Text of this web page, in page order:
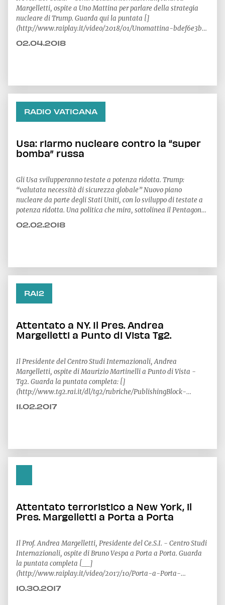
Margelletti, ospite a Uno Mattina per parlare della strategia
nucleare di Trump. Guarda qui la puntata []
(http://www.raiplay.it/video/2018/01/Unomattina-bdef6e3b-
02.04.2018
RADIO VATICANA
Usa: riarmo nucleare contro la “super
bomba” russa
Gli Usa svilupperanno testate a potenza ridotta. Trump:
“valutata necessità di sicurezza globale” Nuovo piano
nucleare da parte degli Stati Uniti, con lo sviluppo di testate a
potenza ridotta. Una politica che mira, sottolinea il Pentagono,
lista delle priorità sui Paesi rivali nella Strategia Nazionale
02.02.2018
RAI2
Attentato a NY. Il Pres. Andrea
Margelletti a Punto di Vista Tg2.
Il Presidente del Centro Studi Internazionali, Andrea
Margelletti, ospite di Maurizio Martinelli a Punto di Vista -
Tg2. Guarda la puntata completa: []
(http://www.tg2.rai.it/dl/tg2/rubriche/PublishingBlock-
11.02.2017
Attentato terroristico a New York, il
Pres. Margelletti a Porta a Porta
Il Prof. Andrea Margelletti, Presidente del Ce.S.I. - Centro Studi
Internazionali, ospite di Bruno Vespa a Porta a Porta. Guarda
la puntata completa [__]
(http://www.raiplay.it/video/2017/10/Porta-a-Porta-
10.30.2017